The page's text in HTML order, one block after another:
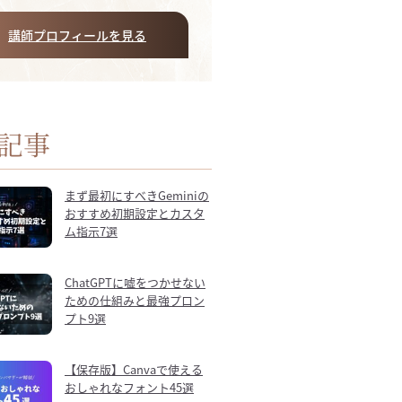
講師プロフィールを見る
事
まず最初にすべきGeminiの
おすすめ初期設定とカスタ
ム指示7選
ChatGPTに嘘をつかせない
ための仕組みと最強プロン
プト9選
【保存版】Canvaで使える
おしゃれなフォント45選